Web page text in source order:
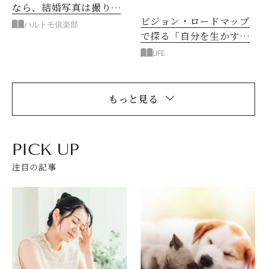
なら、結婚写真は撮りた
いねハルトモ俱楽部
ビジョン・ロードマップ
で探る「自分を生かす」
働き方【タイプ別診断】
LIFE
もっと見る
PICK UP
注目の記事